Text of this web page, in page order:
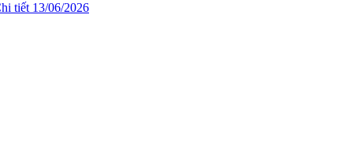
tiết 13/06/2026